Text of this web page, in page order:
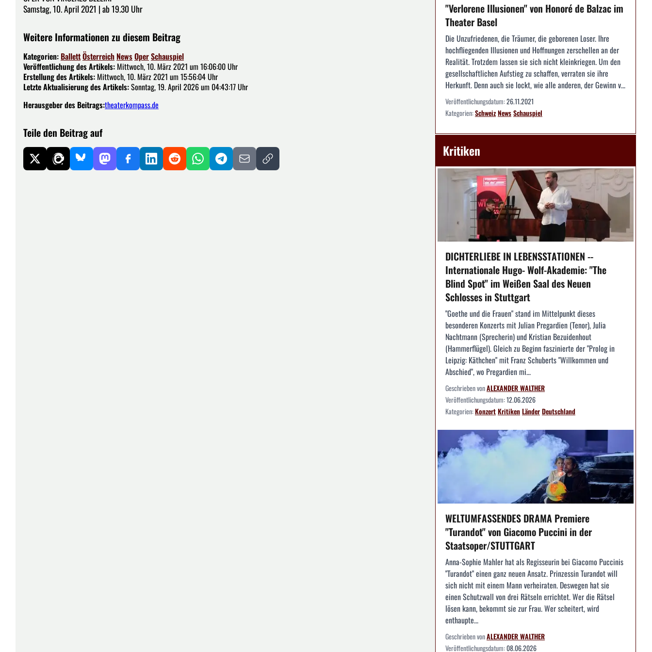
Samstag, 10. April 2021 | ab 19.30 Uhr
Weitere Informationen zu diesem Beitrag
Kategorien: BallettÖsterreich NewsOperSchauspiel
Veröffentlichung des Artikels: Mittwoch, 10. März 2021 um 16:06:00 Uhr
Erstellung des Artikels: Mittwoch, 10. März 2021 um 15:56:04 Uhr
Letzte Aktualisierung des Artikels:Sonntag, 19. April 2026 um 04:43:17 Uhr
Herausgeber des Beitrags:theaterkompass.de
Teile den Beitrag auf
"Verlorene Illusionen" von Honoré de Balzac im
Theater Basel
Die Unzufriedenen, die Träumer, die geborenen Loser. Ihre
hochfliegenden Illusionen und Hoffnungen zerschellen an der
Realität. Trotzdem lassen sie sich nicht kleinkriegen. Um den
gesellschaftlichen Aufstieg zu schaffen, verraten sie ihre
Herkunft. Denn auch sie lockt, wie alle anderen, der Gewinn v...
Veröffentlichungsdatum:26.11.2021
Kategorien:SchweizNewsSchauspiel
Kritiken
DICHTERLIEBE IN LEBENSSTATIONEN --
Internationale Hugo- Wolf-Akademie: "The
Blind Spot" im Weißen Saal des Neuen
Schlosses in Stuttgart
"Goethe und die Frauen" stand im Mittelpunkt dieses
besonderen Konzerts mit Julian Pregardien (Tenor), Julia
Nachtmann (Sprecherin) und Kristian Bezuidenhout
(Hammerflügel). Gleich zu Beginn faszinierte der "Prolog in
Leipzig: Käthchen" mit Franz Schuberts "Willkommen und
Abschied", wo Pregardien mi...
Geschrieben vonALEXANDER WALTHER
Veröffentlichungsdatum:12.06.2026
Kategorien:KonzertKritikenLänderDeutschland
WELTUMFASSENDES DRAMA Premiere
"Turandot" von Giacomo Puccini in der
Staatsoper/STUTTGART
Anna-Sophie Mahler hat als Regisseurin bei Giacomo Puccinis
"Turandot" einen ganz neuen Ansatz. Prinzessin Turandot will
sich nicht mit einem Mann verheiraten. Deswegen hat sie
einen Schutzwall von drei Rätseln errichtet. Wer die Rätsel
lösen kann, bekommt sie zur Frau. Wer scheitert, wird
enthaupte...
Geschrieben vonALEXANDER WALTHER
Veröffentlichungsdatum:08.06.2026